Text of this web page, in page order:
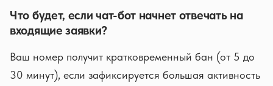
Что будет, если чат-бот начнет отвечать на
входящие заявки?
Ваш номер получит кратковременный бан (от 5 до
30 минут), если зафиксируется большая активность